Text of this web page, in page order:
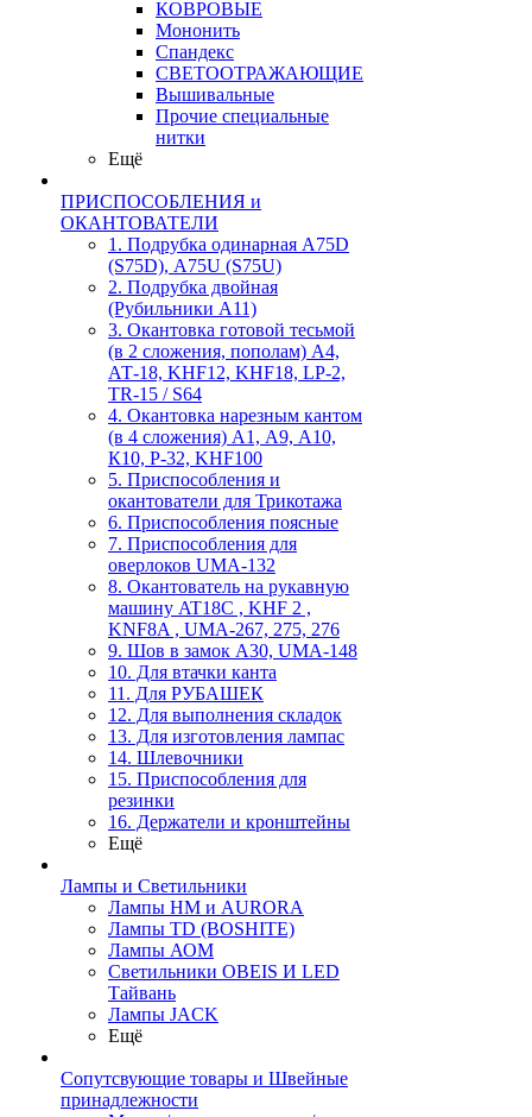
КОВРОВЫЕ
Мононить
Спандекс
СВЕТООТРАЖАЮЩИЕ
Вышивальные
Прочие специальные
нитки
Ещё
ПРИСПОСОБЛЕНИЯ и
ОКАНТОВАТЕЛИ
1. Подрубка одинарная А75D
(S75D), А75U (S75U)
2. Подрубка двойная
(Рубильники А11)
3. Окантовка готовой тесьмой
(в 2 сложения, пополам) А4,
АТ-18, KHF12, KHF18, LP-2,
TR-15 / S64
4. Окантовка нарезным кантом
(в 4 сложения) А1, А9, А10,
К10, Р-32, KHF100
5. Приспособления и
окантователи для Трикотажа
6. Приспособления поясные
7. Приспособления для
оверлоков UMA-132
8. Окантователь на рукавную
машину AT18C , KHF 2 ,
KNF8A , UMA-267, 275, 276
9. Шов в замок А30, UMA-148
10. Для втачки канта
11. Для РУБАШЕК
12. Для выполнения складок
13. Для изготовления лампас
14. Шлевочники
15. Приспособления для
резинки
16. Держатели и кронштейны
Ещё
Лампы и Светильники
Лампы HM и AURORA
Лампы TD (BOSHITE)
Лампы АОМ
Светильники OBEIS И LED
Тайвань
Лампы JACK
Ещё
Сопутсвующие товары и Швейные
принадлежности